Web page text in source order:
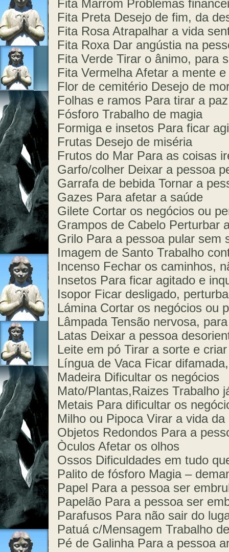
Fita Marrom Problemas
Fita Preta Desejo de fim, da
Fita Rosa Atrapalhar a vida
Fita Roxa Dar angústia na
Fita Verde Tirar o ânimo, para
Fita Vermelha Afetar a mente
Flor de cemitério Desejo de
Folhas e ramos Para tirar a
Fósforo Trabalho de magia
Formiga e insetos Para ficar
Frutas Desejo de miséria
Frutos do Mar Para as coisas
Garfo/colher Deixar a pessoa
Garrafa de bebida Tornar a
Gazes Para afetar a saúde
Gilete Cortar os negócios ou
Grampos de Cabelo Perturbar
Grilo Para a pessoa pular sem
Imagem de Santo Trabalho
Incenso Fechar os caminhos,
Insetos Para ficar agitado e
Isopor Ficar desligado,
Lámina Cortar os negócios ou
Lâmpada Tensão nervosa,
Latas Deixar a pessoa
Leite em pó Tirar a sorte e
Língua de Vaca Ficar
Madeira Dificultar os negócios
Mato/Plantas,Raizes Trabalho
Metais Para dificultar os
Milho ou Pipoca Virar a vida
Objetos Redondos Para a
Òculos Afetar os olhos
Ossos Dificuldades em tudo
Palito de fósforo Magia –
Papel Para a pessoa ser
Papelão Para a pessoa ser
Parafusos Para não sair do
Patuá c/Mensagem Trabalho
Pé de Galinha Para a pessoa